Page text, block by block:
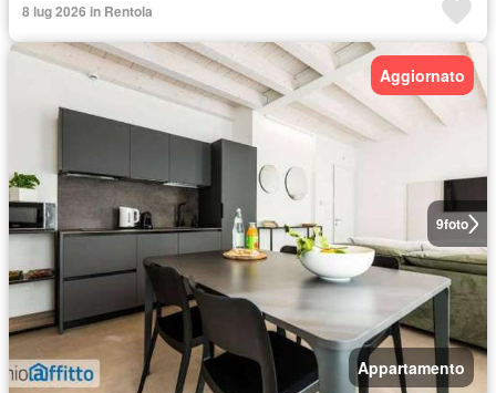
8 lug 2026 in Rentola
9foto
Aggiornato
Appartamento